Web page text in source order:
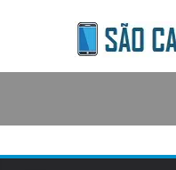
content